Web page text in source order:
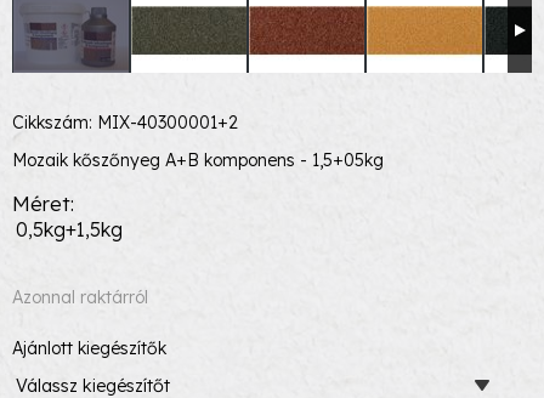
Cikkszám: MIX-40300001+2
Mozaik kőszőnyeg A+B komponens - 1,5+05kg
Méret
0,5kg+1,5kg
Azonnal raktárról
Ajánlott kiegészítők
Válassz kiegészítőt